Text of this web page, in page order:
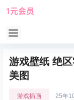
1元会员
游戏壁纸 绝
美图
游戏插画 25年